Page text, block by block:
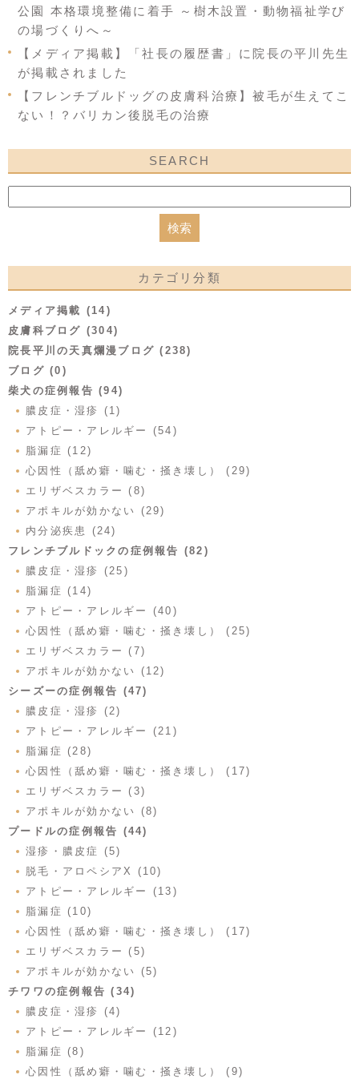
公園 本格環境整備に着手 ～樹木設置・動物福祉学び
の場づくりへ～
【メディア掲載】「社長の履歴書」に院長の平川先生
が掲載されました
【フレンチブルドッグの皮膚科治療】被毛が生えてこ
ない！？バリカン後脱毛の治療
SEARCH
カテゴリ分類
メディア掲載 (14)
皮膚科ブログ (304)
院長平川の天真爛漫ブログ (238)
ブログ (0)
柴犬の症例報告 (94)
膿皮症・湿疹 (1)
アトピー・アレルギー (54)
脂漏症 (12)
心因性（舐め癖・噛む・掻き壊し） (29)
エリザベスカラー (8)
アポキルが効かない (29)
内分泌疾患 (24)
フレンチブルドックの症例報告 (82)
膿皮症・湿疹 (25)
脂漏症 (14)
アトピー・アレルギー (40)
心因性（舐め癖・噛む・掻き壊し） (25)
エリザベスカラー (7)
アポキルが効かない (12)
シーズーの症例報告 (47)
膿皮症・湿疹 (2)
アトピー・アレルギー (21)
脂漏症 (28)
心因性（舐め癖・噛む・掻き壊し） (17)
エリザベスカラー (3)
アポキルが効かない (8)
プードルの症例報告 (44)
湿疹・膿皮症 (5)
脱毛・アロペシアX (10)
アトピー・アレルギー (13)
脂漏症 (10)
心因性（舐め癖・噛む・掻き壊し） (17)
エリザベスカラー (5)
アポキルが効かない (5)
チワワの症例報告 (34)
膿皮症・湿疹 (4)
アトピー・アレルギー (12)
脂漏症 (8)
心因性（舐め癖・噛む・掻き壊し） (9)